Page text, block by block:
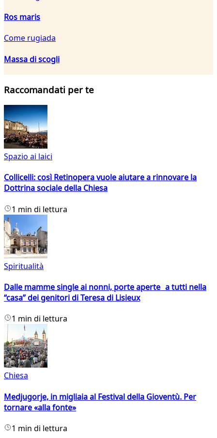
Ros maris
Come rugiada
Massa di scogli
Raccomandati per te
Spazio ai laici
Collicelli: così Retinopera vuole aiutare a rinnovare la
Dottrina sociale della Chiesa
1 min di lettura
Spiritualità
Dalle mamme single ai nonni, porte aperte a tutti nella
“casa” dei genitori di Teresa di Lisieux
1 min di lettura
Chiesa
Medjugorje, in migliaia al Festival della Gioventù. Per
tornare «alla fonte»
1 min di lettura